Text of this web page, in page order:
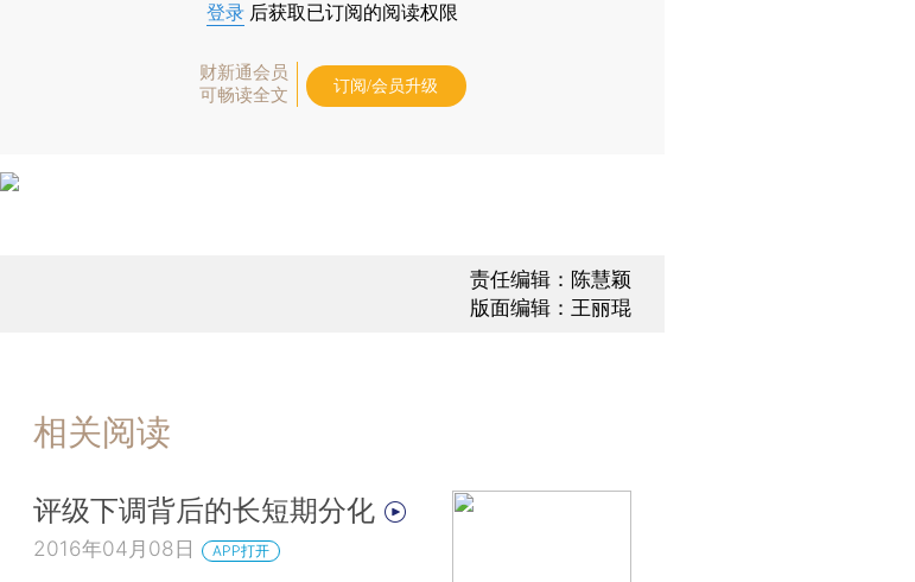
登录 后获取已订阅的阅读权限
财新通会员
可畅读全文
订阅/会员升级
责任编辑：陈慧颖
版面编辑：王丽琨
相关阅读
评级下调背后的长短期分化
2016年04月08日 APP打开